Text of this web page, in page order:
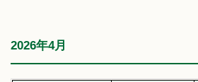
2026年4月